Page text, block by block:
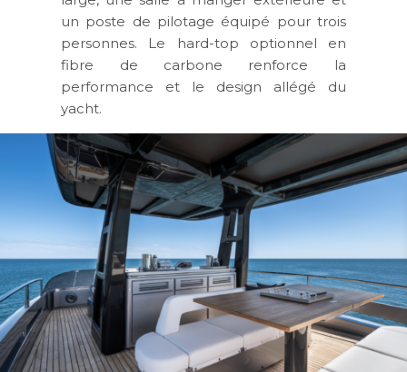
un poste de pilotage équipé pour trois
personnes. Le hard-top optionnel en
fibre de carbone renforce la
performance et le design allégé du
yacht.